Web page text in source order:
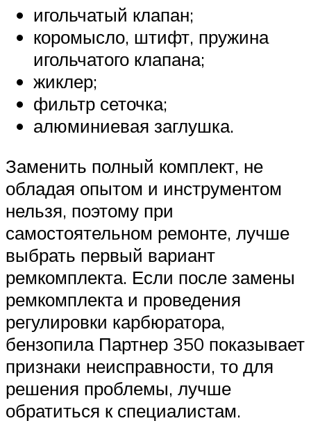
игольчатый клапан;
коромысло, штифт, пружина
игольчатого клапана;
жиклер;
фильтр сеточка;
алюминиевая заглушка.
Заменить полный комплект, не
обладая опытом и инструментом
нельзя, поэтому при
самостоятельном ремонте, лучше
выбрать первый вариант
ремкомплекта. Если после замены
ремкомплекта и проведения
регулировки карбюратора,
бензопила Партнер 350 показывает
признаки неисправности, то для
решения проблемы, лучше
обратиться к специалистам.